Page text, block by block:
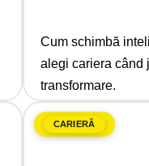
Cum schimbă
alegi cariera când
transformare.
CARIERĂ